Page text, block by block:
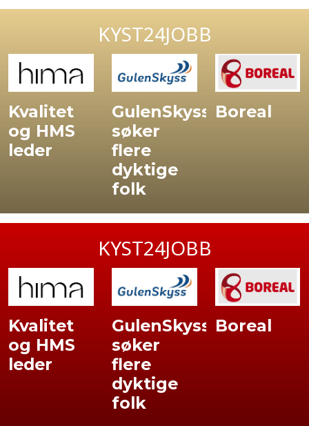
KYST24JOBB
Kvalitet
og HMS
leder
GulenSkyss
søker
flere
dyktige
folk
Boreal
KYST24JOBB
Kvalitet
og HMS
leder
GulenSkyss
søker
flere
dyktige
folk
Boreal